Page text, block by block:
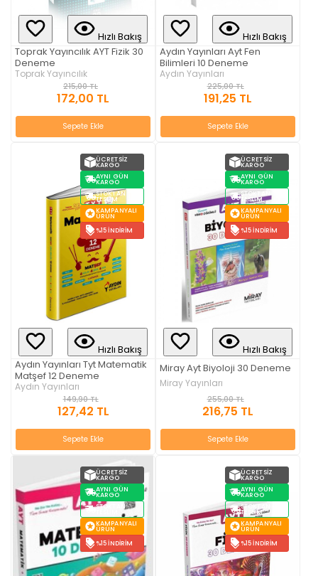
Hızlı Bakış
Toprak Yayıncılık AYT Fizik 30
Deneme
Toprak Yayıncılık
215,00 TL
172,00 TL
Sepete Ekle
Hızlı Bakış
Aydın Yayınları Ayt Fen
Bilimleri 10 Deneme
Aydın Yayınları
225,00 TL
191,25 TL
Sepete Ekle
ÜCRETSIZ
KARGO
AYNI GÜN
KARGO
STOKTAN
TESLIM
KAMPANYALI
ÜRÜN
%15 İNDIRIM
Hızlı Bakış
Aydın Yayınları Tyt Matematik
Matşef 12 Deneme
Aydın Yayınları
149,90 TL
127,42 TL
Sepete Ekle
ÜCRETSIZ
KARGO
AYNI GÜN
KARGO
STOKTAN
TESLIM
KAMPANYALI
ÜRÜN
%15 İNDIRIM
Hızlı Bakış
Miray Ayt Biyoloji 30 Deneme
Miray Yayınları
255,00 TL
216,75 TL
Sepete Ekle
ÜCRETSIZ
KARGO
AYNI GÜN
KARGO
STOKTAN
KAMPANYALI
ÜRÜN
%15 İNDIRIM
ÜCRETSIZ
KARGO
AYNI GÜN
KARGO
STOKTAN
TESLIM
KAMPANYALI
ÜRÜN
%15 İNDIRIM